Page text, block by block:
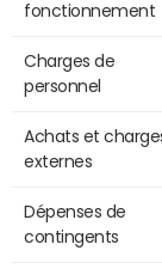
fonctionnement
Charges de
personnel
Achats et
externes
Dépenses de
contingents